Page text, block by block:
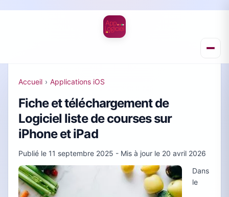
Accueil › Applications iOS
Fiche et téléchargement de
Logiciel liste de courses sur
iPhone et iPad
Publié le 11 septembre 2025 - Mis à jour le 20 avril 2026
Dans
le